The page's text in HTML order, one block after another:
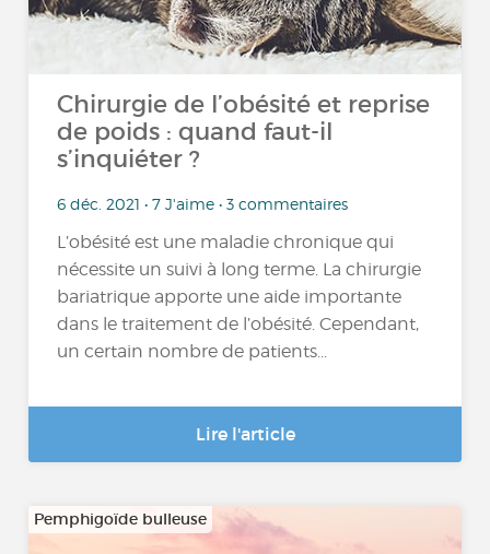
Chirurgie de l’obésité et reprise
de poids : quand faut-il
s’inquiéter ?
6 déc. 2021 • 7 J'aime • 3 commentaires
L’obésité est une maladie chronique qui
nécessite un suivi à long terme. La chirurgie
bariatrique apporte une aide importante
dans le traitement de l’obésité. Cependant,
un certain nombre de patients...
Lire l'article
Pemphigoïde bulleuse